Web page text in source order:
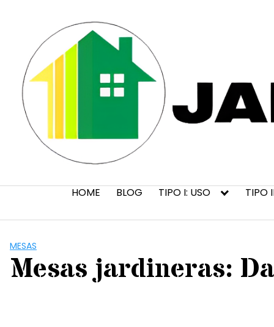
contenido
HOME BLOG TIPO I: USO TIPO
MESAS
Mesas jardineras: